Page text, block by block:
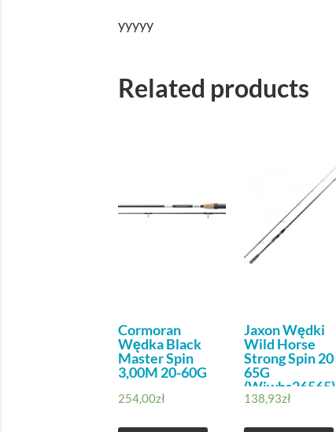
yyyyy
Related products
Cormoran
Wędka Black
Master Spin
3,00M 20-60G
254,00zł
Jaxon Wędki
Wild Horse
Strong Spin 20
65G
(Wjwhs26565)
138,93zł